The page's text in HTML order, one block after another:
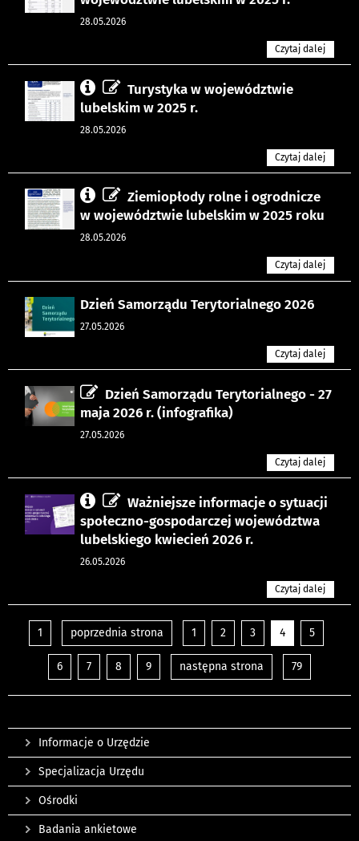
28.05.2026
Czytaj dalej
Turystyka w województwie
lubelskim w 2025 r.
28.05.2026
Czytaj dalej
Ziemiopłody rolne i ogrodnicze
w województwie lubelskim w 2025 roku
28.05.2026
Czytaj dalej
Dzień Samorządu Terytorialnego 2026
27.05.2026
Czytaj dalej
Dzień Samorządu Terytorialnego - 27
maja 2026 r. (infografika)
27.05.2026
Czytaj dalej
Ważniejsze informacje o sytuacji
społeczno-gospodarczej województwa
lubelskiego kwiecień 2026 r.
26.05.2026
Czytaj dalej
1 poprzednia strona 1 2 3 4 5
6 7 8 9 następna strona 79
Informacje o Urzędzie
Specjalizacja Urzędu
Ośrodki
Badania ankietowe